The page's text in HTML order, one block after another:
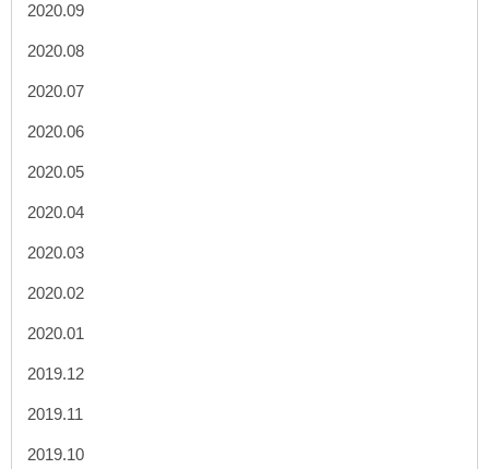
2020.09
2020.08
2020.07
2020.06
2020.05
2020.04
2020.03
2020.02
2020.01
2019.12
2019.11
2019.10